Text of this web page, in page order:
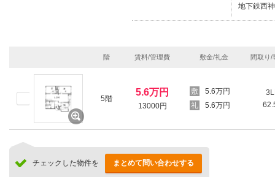
地下鉄西
階 賃料/管理費 敷金/礼金 間取り/
5階
5.6万円
13000円
5.6万円
5.6万円
チェックした物件を まとめて問い合わせする